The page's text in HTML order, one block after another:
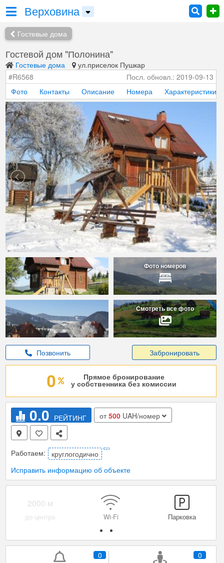
Верховина
Гостевые дома
Гостевой дом "Полонина"
Гостевые дома
ул.приселок Пушкар
#R6568
Посл. обновл.: 2019-09-13
Фото
Контакты Описание Номера Характеристики
Фото номеров
Смотреть все фото
Позвонить Забронировать
Прямое бронирование
у собственника без комиссии
0.0 РЕЙТИНГ от500 UAH/номер
Работаем:
круглогодично
Исправить информацию об объекте
Мангал/ барбекю Уборка
0 0